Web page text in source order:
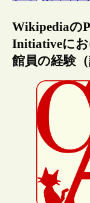
Wikipediaの
Initiativeに
館員の経験（